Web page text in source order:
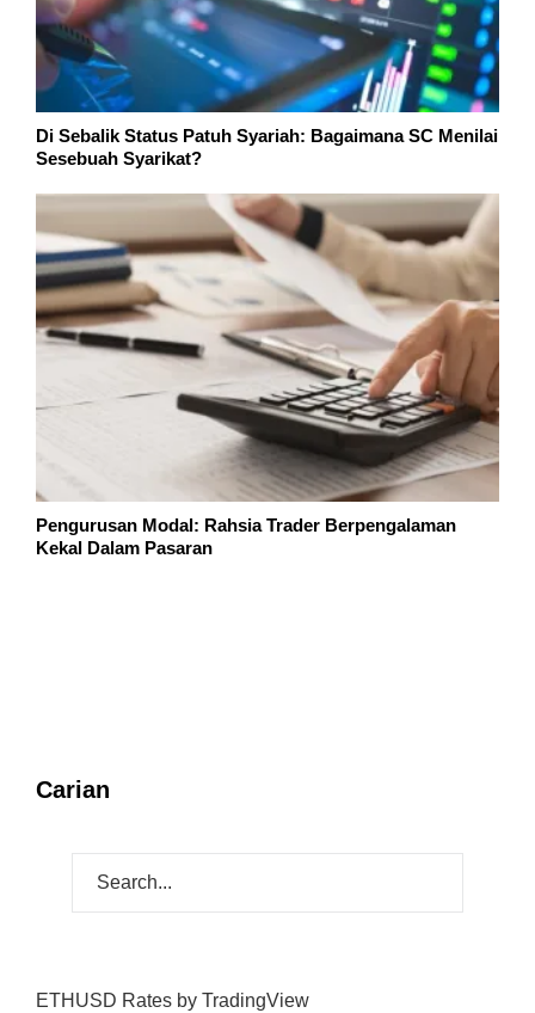
Di Sebalik Status Patuh Syariah: Bagaimana SC Menilai
Sesebuah Syarikat?
Pengurusan Modal: Rahsia Trader Berpengalaman
Kekal Dalam Pasaran
Carian
ETHUSD Rates by TradingView